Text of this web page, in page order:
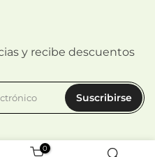
y recibe descuentos
Suscribirse
0